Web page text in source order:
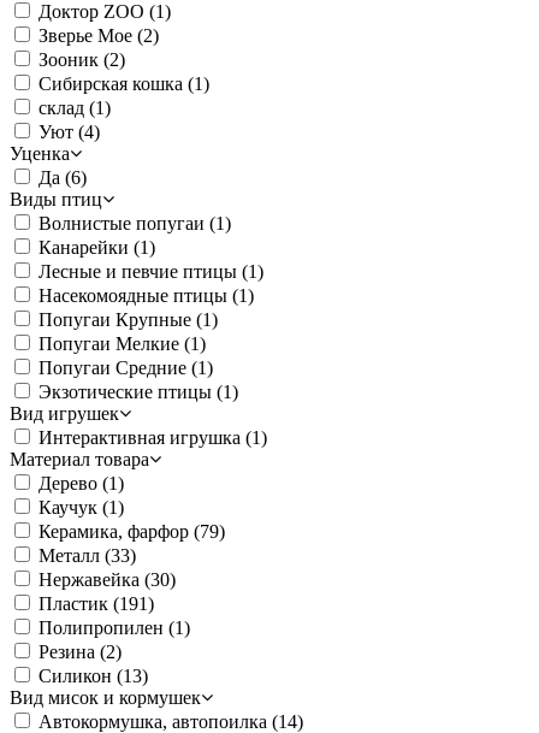
Доктор ZOO (1)
Зверье Мое (2)
Зооник (2)
Сибирская кошка (1)
склад (1)
Уют (4)
Уценка
Да (6)
Виды птиц
Волнистые попугаи (1)
Канарейки (1)
Лесные и певчие птицы (1)
Насекомоядные птицы (1)
Попугаи Крупные (1)
Попугаи Мелкие (1)
Попугаи Средние (1)
Экзотические птицы (1)
Вид игрушек
Интерактивная игрушка (1)
Материал товара
Дерево (1)
Каучук (1)
Керамика, фарфор (79)
Металл (33)
Нержавейка (30)
Пластик (191)
Полипропилен (1)
Резина (2)
Силикон (13)
Вид мисок и кормушек
Автокормушка, автопоилка (14)